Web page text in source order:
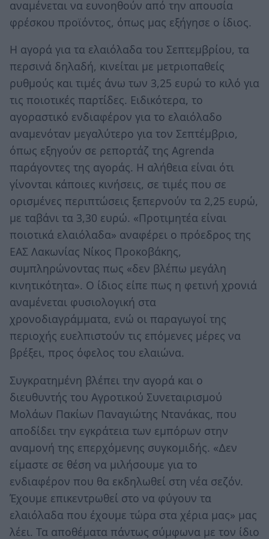
αναμένεται να ευνοηθούν από την απουσία
φρέσκου προϊόντος, όπως μας εξήγησε ο ίδιος.
Η αγορά για τα ελαιόλαδα του Σεπτεµβρίου, τα
περσινά δηλαδή, κινείται µε µετριοπαθείς
ρυθµούς και τιµές άνω των 3,25 ευρώ το κιλό για
τις ποιοτικές παρτίδες. Ειδικότερα, το
αγοραστικό ενδιαφέρον για το ελαιόλαδο
αναµενόταν µεγαλύτερο για τον Σεπτέµβριο,
όπως εξηγούν σε ρεπορτάζ της Agrenda
παράγοντες της αγοράς. Η αλήθεια είναι ότι
γίνονται κάποιες κινήσεις, σε τιµές που σε
ορισµένες περιπτώσεις ξεπερνούν τα 2,25 ευρώ,
µε ταβάνι τα 3,30 ευρώ. «Προτιµητέα είναι
ποιοτικά ελαιόλαδα» αναφέρει ο πρόεδρος της
ΕΑΣ Λακωνίας Νίκος Προκοβάκης,
συµπληρώνοντας πως «δεν βλέπω µεγάλη
κινητικότητα». Ο ίδιος είπε πως η φετινή χρονιά
αναµένεται φυσιολογική στα
χρονοδιαγράµµατα, ενώ οι παραγωγοί της
περιοχής ευελπιστούν τις επόµενες µέρες να
βρέξει, προς όφελος του ελαιώνα.
Συγκρατηµένη βλέπει την αγορά και ο
διευθυντής του Αγροτικού Συνεταιρισµού
Μολάων Πακίων Παναγιώτης Ντανάκας, που
αποδίδει την εγκράτεια των εµπόρων στην
αναµονή της επερχόµενης συγκοµιδής. «∆εν
είµαστε σε θέση να µιλήσουµε για το
ενδιαφέρον που θα εκδηλωθεί στη νέα σεζόν.
Έχουµε επικεντρωθεί στο να φύγουν τα
ελαιόλαδα που έχουµε τώρα στα χέρια µας» µας
λέει. Τα αποθέµατα πάντως σύµφωνα µε τον ίδιο